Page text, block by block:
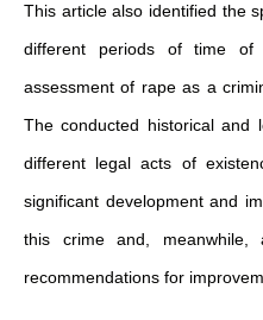
This article also identified the
different periods of time
assessment of rape as a
The conducted historical and
different legal acts of
significant development and
this crime and,
recommendations for